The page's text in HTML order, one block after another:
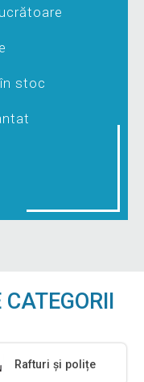
stoc
Rafturi și polițe